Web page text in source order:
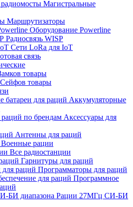
Магистральные
Маршрутизаторы
Оборудование Powerline
Радиосвязь WISP
Сети LoRa для IoT
связь
товары
Сейфов товары
Аккумуляторные
Аксессуары для
Антенны для раций
Военные рации
Все радиостанции
Гарнитуры для раций
Программаторы для раций
Программное
Рации 27МГц СИ-БИ